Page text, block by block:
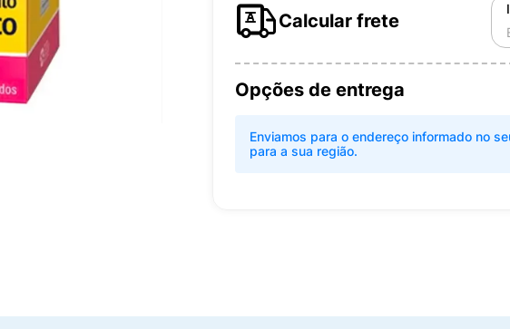
Calcular frete
Opções de entrega
Enviamos para o endereço informado no
para a sua região.